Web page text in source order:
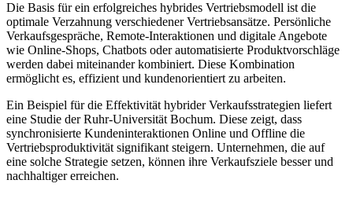
Die Basis für ein erfolgreiches hybrides Vertriebsmodell ist die
optimale Verzahnung verschiedener Vertriebsansätze. Persönliche
Verkaufsgespräche, Remote-Interaktionen und digitale Angebote
wie Online-Shops, Chatbots oder automatisierte Produktvorschläge
werden dabei miteinander kombiniert. Diese Kombination
ermöglicht es, effizient und kundenorientiert zu arbeiten.
Ein Beispiel für die Effektivität hybrider Verkaufsstrategien liefert
eine Studie der Ruhr-Universität Bochum. Diese zeigt, dass
synchronisierte Kundeninteraktionen Online und Offline die
Vertriebsproduktivität signifikant steigern. Unternehmen, die auf
eine solche Strategie setzen, können ihre Verkaufsziele besser und
nachhaltiger erreichen.